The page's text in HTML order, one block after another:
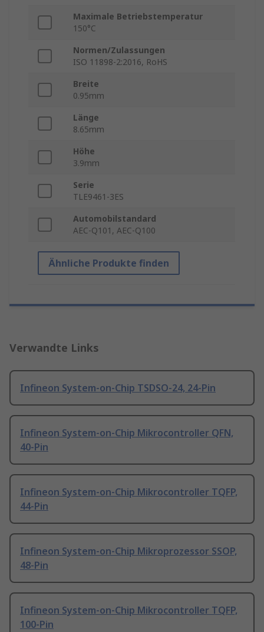
Maximale Betriebstemperatur
150°C
Normen/Zulassungen
ISO 11898-2:2016, RoHS
Breite
0.95mm
Länge
8.65mm
Höhe
3.9mm
Serie
TLE9461-3ES
Automobilstandard
AEC-Q101, AEC-Q100
Ähnliche Produkte finden
Verwandte Links
Infineon System-on-Chip TSDSO-24, 24-Pin
Infineon System-on-Chip Mikrocontroller QFN,
40-Pin
Infineon System-on-Chip Mikrocontroller TQFP,
44-Pin
Infineon System-on-Chip Mikroprozessor SSOP,
48-Pin
Infineon System-on-Chip Mikrocontroller TQFP,
100-Pin